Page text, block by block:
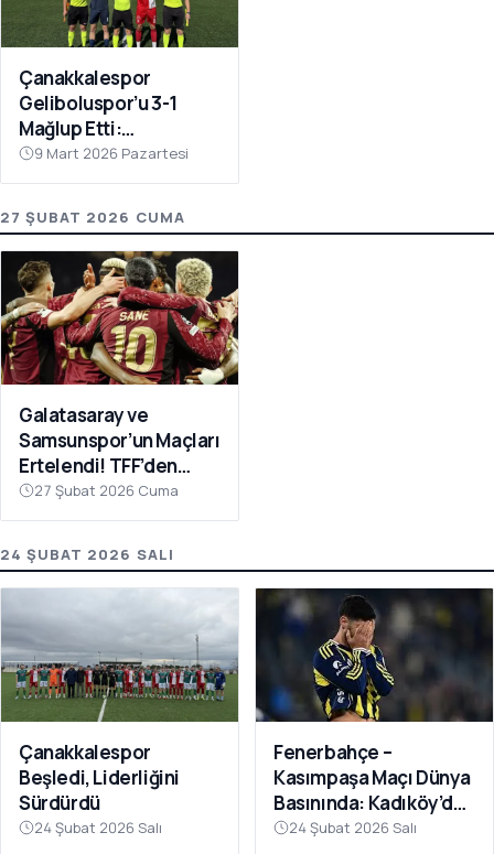
Çanakkalespor
Geliboluspor’u 3-1
Mağlup Etti:
Yenilmezlik Serisi 18
Maça Çıktı
9 Mart 2026 Pazartesi
27 ŞUBAT 2026 CUMA
Galatasaray ve
Samsunspor’un Maçları
Ertelendi! TFF’den
Avrupa Mesaisi Kararı
27 Şubat 2026 Cuma
24 ŞUBAT 2026 SALI
Çanakkalespor
Beşledi, Liderliğini
Sürdürdü
24 Şubat 2026 Salı
Fenerbahçe –
Kasımpaşa Maçı Dünya
Basınında: Kadıköy’de
Büyük Şok
24 Şubat 2026 Salı